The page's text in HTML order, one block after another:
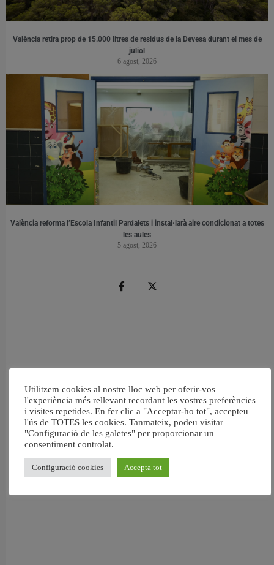
València retira prop de 15.000 litres de residus de la Devesa durant el mes de
juliol
6 agost, 2026
València reforma l’Escola Infantil Pardalets i instal·larà aire condicionat a totes
les aules
5 agost, 2026
Utilitzem cookies al nostre lloc web per oferir-vos
l'experiència més rellevant recordant les vostres preferències
i visites repetides. En fer clic a "Acceptar-ho tot", accepteu
l'ús de TOTES les cookies. Tanmateix, podeu visitar
"Configuració de les galetes" per proporcionar un
consentiment controlat.
Configuració cookies Accepta tot